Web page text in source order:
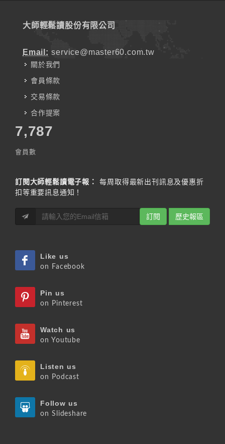
大師輕鬆讀股份有限公司
Email: service@master60.com.tw
關於我們
會員條款
交易條款
合作提案
7,787
會員數
訂閱大師輕鬆讀電子報：
每周取得最新出刊訊息及優惠折
扣等重要訊息通知！
訂閱 歷史報區
Like us
on Facebook
Pin us
on Pinterest
Watch us
on Youtube
Listen us
on Podcast
Follow us
on Slideshare